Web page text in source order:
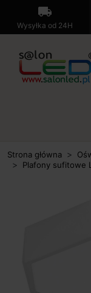
local_shipping
Wysyłka od 24H
Strona główna
Plafony sufitowe